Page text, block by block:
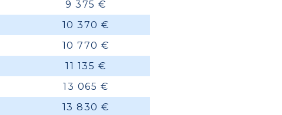
9 375 €
10 370 €
10 770 €
11 135 €
13 065 €
13 830 €